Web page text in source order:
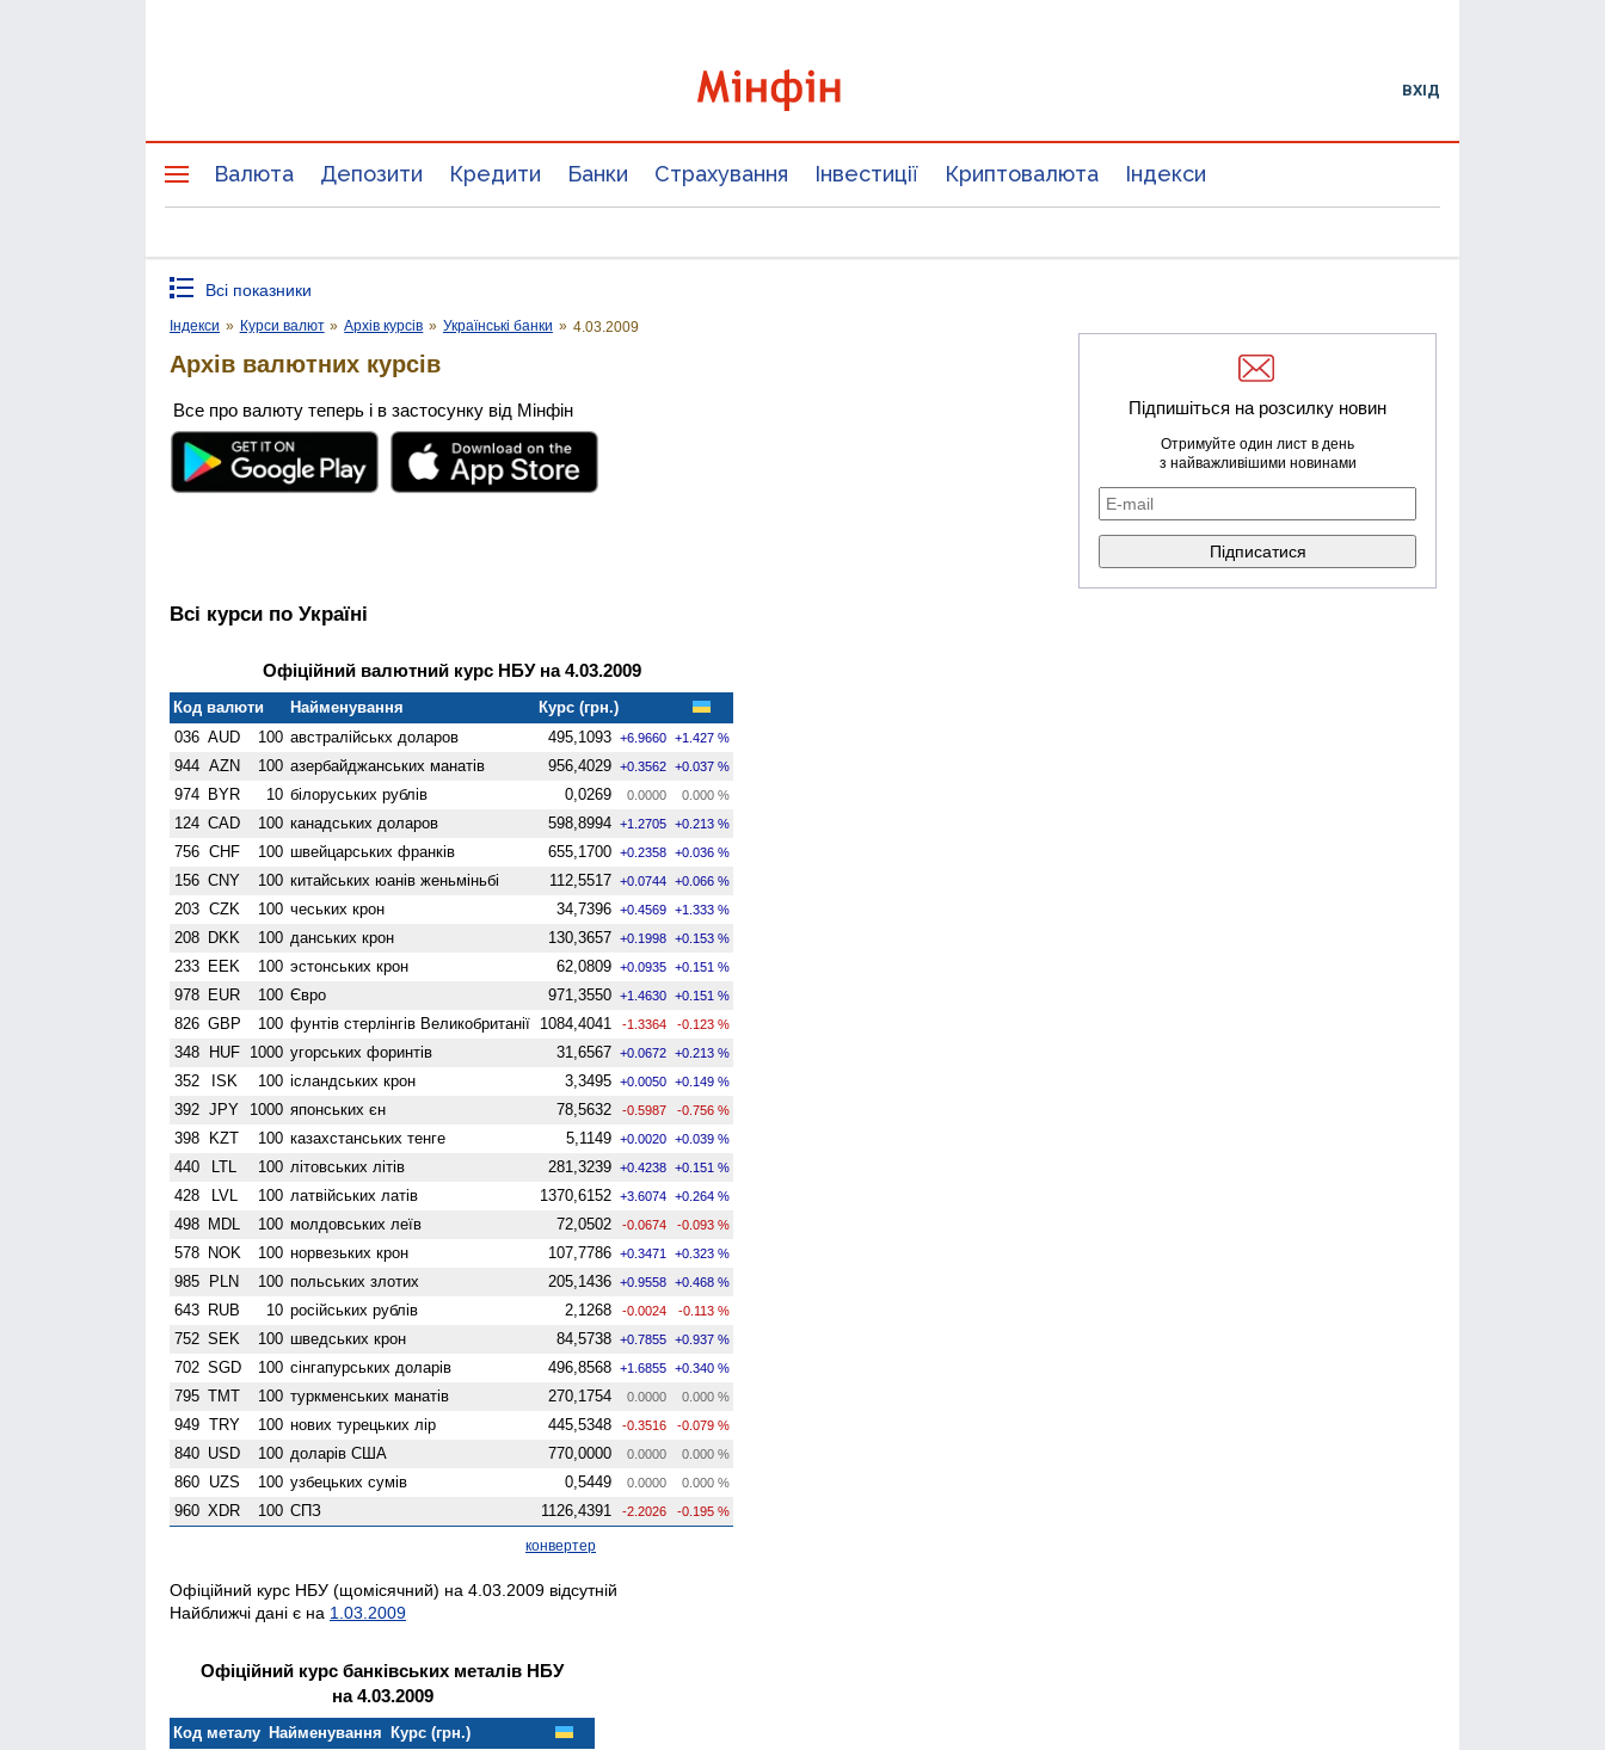
ВХІД
Валюта Депозити Кредити Банки Страхування Інвестиції Криптовалюта Індекси
Всі показники
Індекси » Курси валют » Архів курсів » Українські банки » 4.03.2009
Архів валютних курсів
Все про валюту теперь і в застосунку від Мінфін
Всі курси по Україні
Офіційний валютний курс НБУ на 4.03.2009
Код валюти Найменування
Курс (грн.)
036 AUD 100 австралійськх доларов 495,1093 +6.9660 +1.427 %
944 AZN 100 азербайджанських манатів 956,4029 +0.3562 +0.037 %
974 BYR 10 білоруських рублів 0,0269 0.0000 0.000 %
124 CAD 100 канадських доларов 598,8994 +1.2705 +0.213 %
756 CHF 100 швейцарських франків 655,1700 +0.2358 +0.036 %
156 CNY 100 китайських юанів женьмiньбi 112,5517 +0.0744 +0.066 %
203 CZK 100 чеських крон 34,7396 +0.4569 +1.333 %
208 DKK 100 данських крон 130,3657 +0.1998 +0.153 %
233 EEK 100 эстонських крон 62,0809 +0.0935 +0.151 %
978 EUR 100 Євро 971,3550 +1.4630 +0.151 %
826 GBP 100 фунтів стерлінгів Велико­британії 1084,4041 -1.3364 -0.123 %
348 HUF 1000 угорських форинтів 31,6567 +0.0672 +0.213 %
352 ISK 100 ісландських крон 3,3495 +0.0050 +0.149 %
392 JPY 1000 японських єн 78,5632 -0.5987 -0.756 %
398 KZT 100 казахстанських тенге 5,1149 +0.0020 +0.039 %
440 LTL 100 літовських літів 281,3239 +0.4238 +0.151 %
428 LVL 100 латвійських латів 1370,6152 +3.6074 +0.264 %
498 MDL 100 молдовських леїв 72,0502 -0.0674 -0.093 %
578 NOK 100 норвезьких крон 107,7786 +0.3471 +0.323 %
985 PLN 100 польських злотих 205,1436 +0.9558 +0.468 %
643 RUB 10 російських рублів 2,1268 -0.0024 -0.113 %
752 SEK 100 шведських крон 84,5738 +0.7855 +0.937 %
702 SGD 100 сінгапурських доларів 496,8568 +1.6855 +0.340 %
795 TMT 100 туркменських манатів 270,1754 0.0000 0.000 %
949 TRY 100 нових турецьких лір 445,5348 -0.3516 -0.079 %
840 USD 100 доларів США 770,0000 0.0000 0.000 %
860 UZS 100 узбецьких сумів 0,5449 0.0000 0.000 %
960 XDR 100 СПЗ 1126,4391 -2.2026 -0.195 %
конвертер
Офіційний курс НБУ (щомісячний) на 4.03.2009 відсутній
Найближчі дані є на 1.03.2009
Офіційний курс банківських металів НБУ
на 4.03.2009
Код металу Найменування
Курс (грн.)
Підпишіться на розсилку новин
Отримуйте один лист в день
з найважливішими новинами